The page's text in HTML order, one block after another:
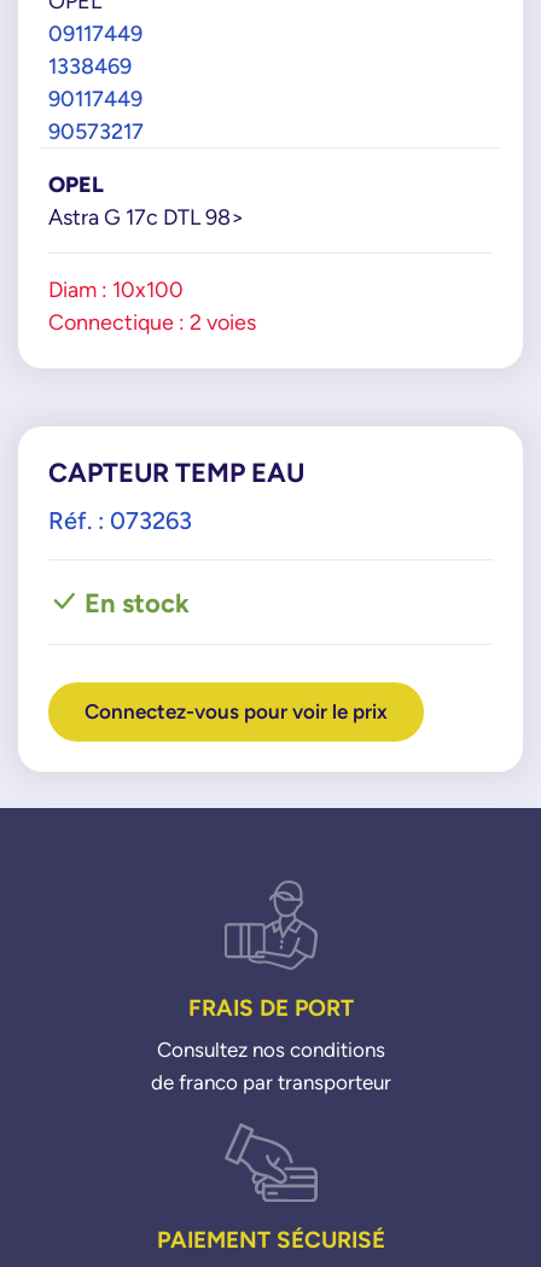
09117449
1338469
90117449
90573217
OPEL
Astra G 17c DTL 98>
Diam : 10x100
Connectique : 2 voies
CAPTEUR TEMP EAU
Réf. : 073263
En stock
Connectez-vous pour voir le prix
FRAIS DE PORT
Consultez nos conditions
de franco par transporteur
PAIEMENT SÉCURISÉ